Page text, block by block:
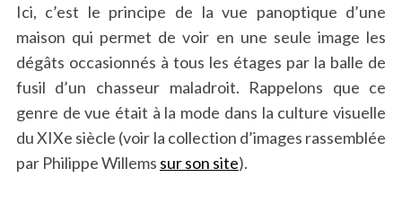
Ici, c’est le principe de la vue panoptique d’une
maison qui permet de voir en une seule image les
dégâts occasionnés à tous les étages par la balle de
fusil d’un chasseur maladroit. Rappelons que ce
genre de vue était à la mode dans la culture visuelle
du XIXe siècle (voir la collection d’images rassemblée
par Philippe Willems sur son site).